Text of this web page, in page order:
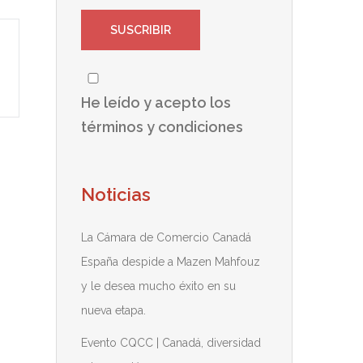
He leído y acepto los
términos y condiciones
Noticias
La Cámara de Comercio Canadá
España despide a Mazen Mahfouz
y le desea mucho éxito en su
nueva etapa.
Evento CQCC | Canadá, diversidad